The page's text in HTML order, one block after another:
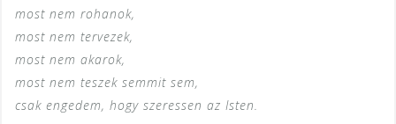
most nem rohanok,
most nem tervezek,
most nem akarok,
most nem teszek semmit sem,
csak engedem, hogy szeressen az Isten.